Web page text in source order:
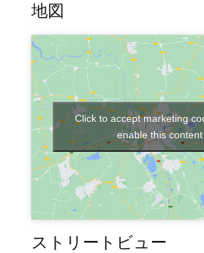
地図
Click to accept marketing
enable this content
ストリートビュー